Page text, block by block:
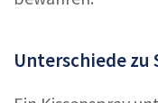
Unterschiede zu